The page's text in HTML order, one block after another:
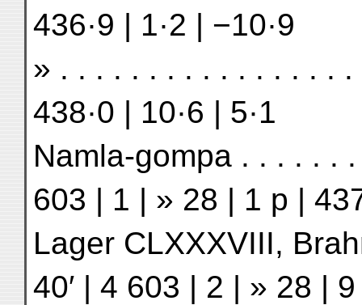
436·9 | 1·2 | −10·9
» . . . . . . . . . . . . . . . .
438·0 | 10·6 | 5·1
Namla-gompa . . . . . . .
603 | 1 | » 28 | 1 p |
Lager CLXXXVIII,
40′ | 4 603 | 2 | » 28 |